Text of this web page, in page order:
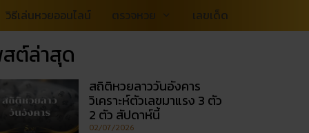
วิธีเล่นหวยออนไลน์ ตรวจหวย เลขเด็ด
ต์ล่าสุด
สถิติหวยลาววันอังคาร
วิเคราะห์ตัวเลขมาแรง 3 ตัว
2 ตัว สัปดาห์นี้
02/07/2026